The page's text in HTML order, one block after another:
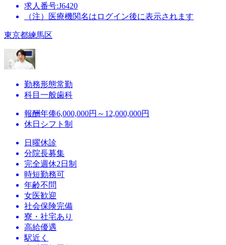
求人番号:J6420
（注）医療機関名はログイン後に表示されます
東京都練馬区
勤務形態常勤
科目 一般歯科
報酬年俸6,000,000円～12,000,000円
休日 シフト制
日曜休診
分院長募集
完全週休2日制
時短勤務可
年齢不問
女医歓迎
社会保険完備
寮・社宅あり
高給優遇
駅近く